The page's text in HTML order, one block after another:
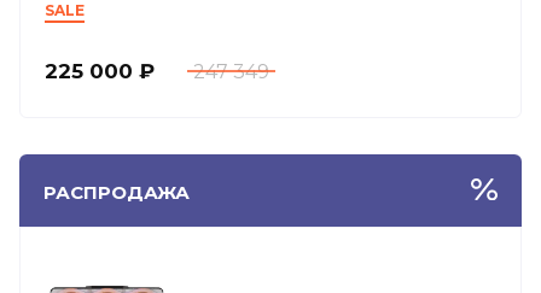
SALE
247 349
225 000 ₽
РАСПРОДАЖА